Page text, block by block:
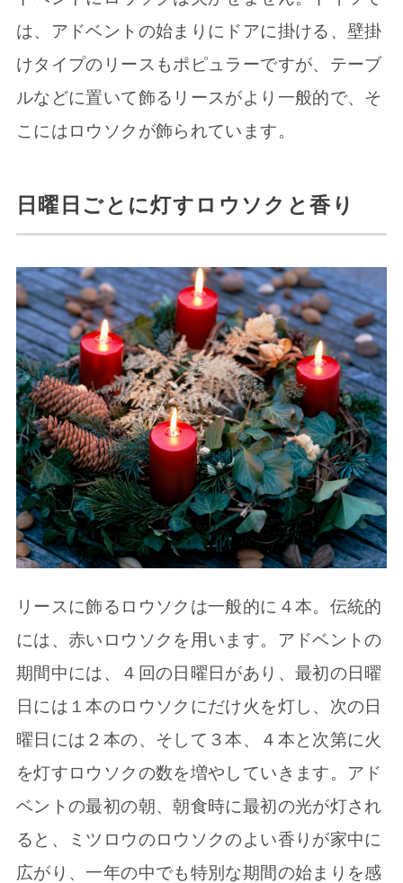
は、アドベントの始まりにドアに掛ける、壁掛
けタイプのリースもポピュラーですが、テーブ
ルなどに置いて飾るリースがより一般的で、そ
こにはロウソクが飾られています。
日曜日ごとに灯すロウソクと香り
リースに飾るロウソクは一般的に４本。伝統的
には、赤いロウソクを用います。アドベントの
期間中には、４回の日曜日があり、最初の日曜
日には１本のロウソクにだけ火を灯し、次の日
曜日には２本の、そして３本、４本と次第に火
を灯すロウソクの数を増やしていきます。アド
ベントの最初の朝、朝食時に最初の光が灯され
ると、ミツロウのロウソクのよい香りが家中に
広がり、一年の中でも特別な期間の始まりを感